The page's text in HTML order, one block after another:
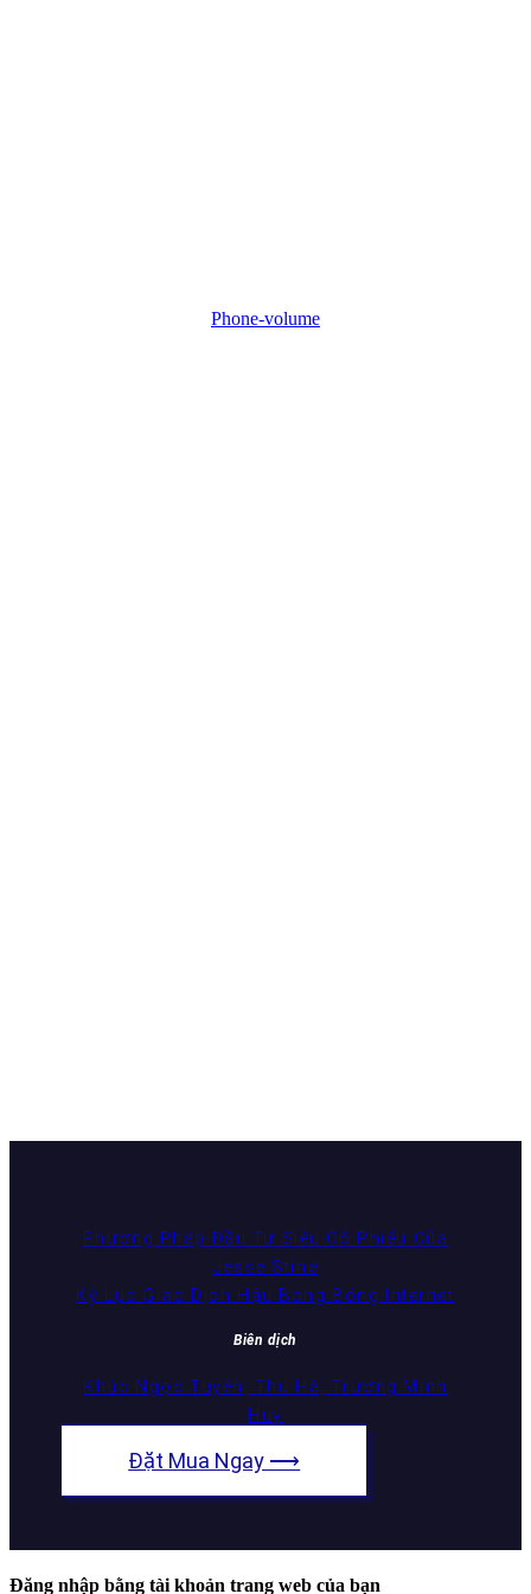
Phone-volume
Phương Pháp Đầu Tư Siêu Cổ Phiếu Của
Jesse Stine
Kỷ Lục Giao Dịch Hậu Bong Bóng Internet
Biên dịch
Khúc Ngọc Tuyên, Thu Hà, Trương Minh
Huy
Đặt Mua Ngay ⟶
Đăng nhập bằng tài khoản trang web của bạn